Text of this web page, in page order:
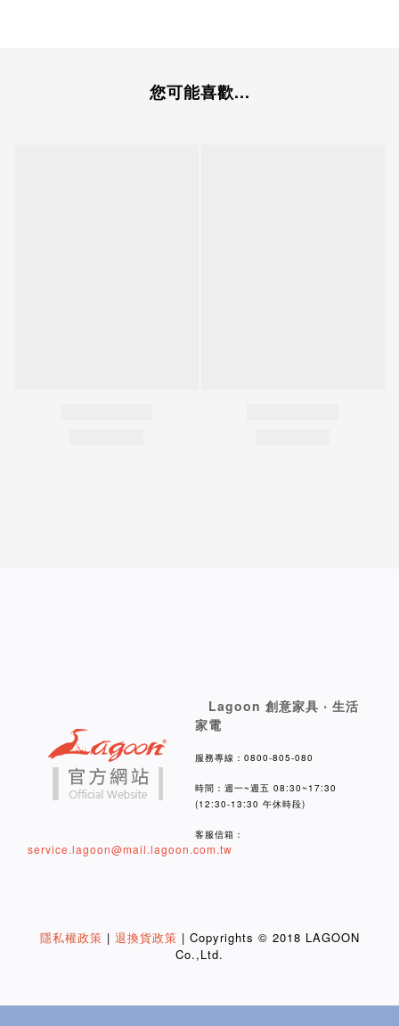
您可能喜歡...
Lagoon 創意家具 ‧ 生活
家電
服務專線：0800-805-080
時間：週一~週五 08:30~17:30
(12:30-13:30 午休時段)
客服信箱：
service.lagoon@mail.lagoon.com.tw
隱私權政策 | 退換貨政策 | Copyrights © 2018 LAGOON
Co.,Ltd.